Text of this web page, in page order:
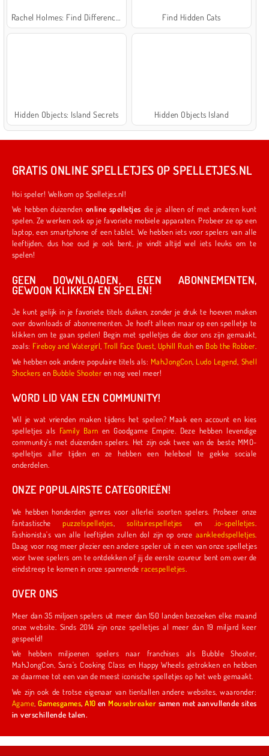
Find Hidden Cats
Hidden Objects: Island Secrets Hidden Objects Island
GRATIS ONLINE SPELLETJES OP SPELLETJES.NL
Hoi speler! Welkom op Spelletjes.nl!
We hebben duizenden online spelletjes die je alleen of met anderen kunt
spelen. Ze werken ook op je favoriete mobiele apparaten. Probeer ze op een
laptop, een smartphone of een tablet. We hebben iets voor spelers van alle
leeftijden, dus hoe oud je ook bent, je vindt altijd wel iets leuks om te
spelen!
GEEN DOWNLOADEN, GEEN ABONNEMENTEN,
GEWOON KLIKKEN EN SPELEN!
Je kunt gelijk in je favoriete titels duiken, zonder je druk te hoeven maken
over downloads of abonnementen. Je hoeft alleen maar op een spelletje te
klikken om te gaan spelen! Begin met spelletjes die door ons zijn gemaakt,
zoals:
Fireboy and Watergirl ,Troll Face Quest Uphill Rush en Bob the Robber
We hebben ook andere populaire titels als: MahJongCon Ludo Legend Shell
Shockers en Bubble Shooter en nog veel meer!
WORD LID VAN EEN COMMUNITY!
Wil je wat vrienden maken tijdens het spelen? Maak een account en kies
spelletjes als
Family Barn en Goodgame Empire. Deze hebben levendige
community's met duizenden spelers. Het zijn ook twee van de beste MMO-
spelletjes aller tijden en ze hebben een heleboel te gekke sociale
onderdelen.
ONZE POPULAIRSTE CATEGORIEËN!
We hebben honderden genres voor allerlei soorten spelers. Probeer onze
fantastischepuzzelspelletjes solitairespelletjes en .io-spelletjes
Fashionista's van alle leeftijden zullen dol zijn op onze aankleedspelletjes
Daag voor nog meer plezier een andere speler uit in een van onze spelletjes
voor twee spelers om te ontdekken of jij de eerste coureur bent om over de
eindstreep te komen in onze spannenderacespelletjes
OVER ONS
Meer dan 35 miljoen spelers uit meer dan 150 landen bezoeken elke maand
onze website. Sinds 2014 zijn onze spelletjes al meer dan 19 miljard keer
gespeeld!
We hebben miljoenen spelers naar franchises als Bubble Shooter,
MahJongCon, Sara's Cooking Class en Happy Wheels getrokken en hebben
ze daarmee tot een van de meest iconische spelletjes op het web gemaakt.
We zijn ook de trotse eigenaar van tientallen andere websites, waaronder:
Agame ,Gamesgames,A10 enMousebreaker samen met aanvullende sites
in verschillende talen.